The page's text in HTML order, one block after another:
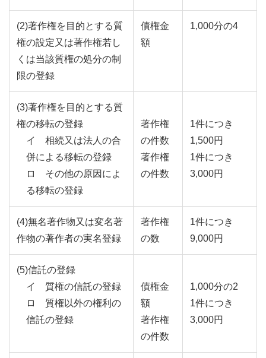
(2)著作権を目的とする質
権の設定又は著作権若し
くは当該質権の処分の制
限の登録
債権金
額
1,000分の4
(3)著作権を目的とする質
権の移転の登録
イ 相続又は法人の合
併による移転の登録
ロ その他の原因によ
る移転の登録
著作権
の件数
著作権
の件数
1件につき
1,500円
1件につき
3,000円
(4)無名著作物又は変名著
作物の著作者の実名登録
著作権
の数
1件につき
9,000円
(5)信託の登録
イ 質権の信託の登録
ロ 質権以外の権利の
信託の登録
債権金
額
著作権
の件数
1,000分の2
1件につき
3,000円